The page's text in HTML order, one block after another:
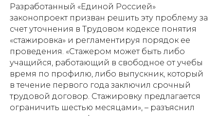
Разработанный «Единой Россией»
законопроект призван решить эту проблему за
счет уточнения в Трудовом кодексе понятия
«стажировка» и регламентируя порядок ее
проведения. «Стажером может быть либо
учащийся, работающий в свободное от учебы
время по профилю, либо выпускник, который
в течение первого года заключил срочный
трудовой договор. Стажировку предлагается
ограничить шестью месяцами», – разъяснил